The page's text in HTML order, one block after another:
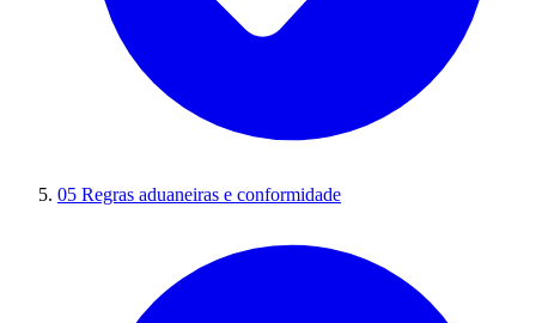
05 Regras aduaneiras e conformidade